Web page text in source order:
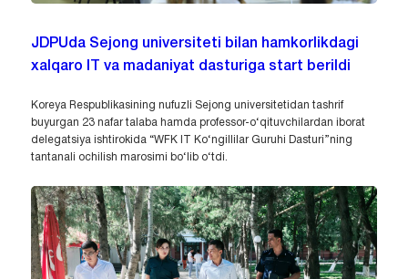
JDPUda Sejong universiteti bilan hamkorlikdagi
xalqaro IT va madaniyat dasturiga start berildi
Koreya Respublikasining nufuzli Sejong universitetidan tashrif
buyurgan 23 nafar talaba hamda professor-o‘qituvchilardan iborat
delegatsiya ishtirokida “WFK IT Ko‘ngillilar Guruhi Dasturi”ning
tantanali ochilish marosimi bo‘lib o‘tdi.